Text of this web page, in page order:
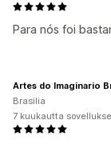
Para nós foi
Artes do Imaginario
Brasilia
7 kuukautta